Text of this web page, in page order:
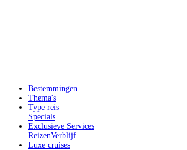
Bestemmingen
Thema's
Type reis
Specials
Exclusieve Services
ReizenVerblijf
Luxe cruises